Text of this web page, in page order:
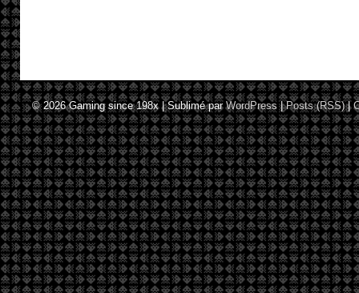
© 2026Gaming since 198x|Sublimé parWordPress |Posts (RSS)|